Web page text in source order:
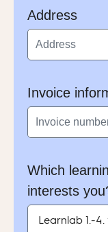
Address
Invoice
Which
interests